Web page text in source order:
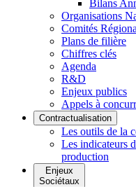
Bilans
Organisations
Comités
Plans de filière
Chiffres clés
Agenda
R&D
Enjeux publics
Appels à
Contractualisation
Les outils de la
Les indicateurs
production
Enjeux
Sociétaux